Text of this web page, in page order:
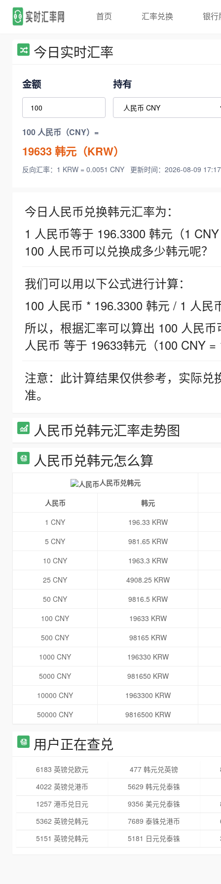
首页 汇率兑换 银行
今日实时汇率
金额 持有
100 人民币（CNY）=
19633韩元（KRW）
反向汇率：1 KRW = 0.0051 CNY 更新时间：2026-08-09
今日人民币兑换韩元汇率为：
1 人民币等于 196.3300 韩元（1
100 人民币可以兑换成多少韩元呢？
我们可以用以下公式进行计算：
100 人民币 * 196.3300 韩元 / 1 人民
所以，根据汇率可以算出 100 人民
人民币 等于 19633韩元（100 CNY =
注意：此计算结果仅供参考，实际
准。
人民币兑韩元汇率走势图
人民币兑韩元怎么算
人民币兑韩元
人民币
韩元
1 CNY
196.33 KRW
5 CNY
981.65 KRW
10 CNY
1963.3 KRW
25 CNY
4908.25 KRW
50 CNY
9816.5 KRW
100 CNY
19633 KRW
500 CNY
98165 KRW
1000 CNY
196330 KRW
5000 CNY
981650 KRW
10000 CNY
1963300 KRW
50000 CNY
9816500 KRW
用户正在查兑
6183 英镑兑欧元 477 韩元兑英镑
4022 英镑兑港币
5629 韩元兑泰铢
1257 港币兑日元
9356 美元兑泰铢
5362 英镑兑韩元
7689 泰铢兑港币
5151 英镑兑韩元
5181 日元兑泰铢